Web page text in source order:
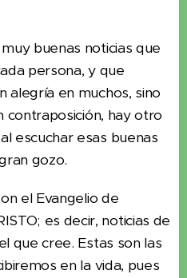
buenas noticias que
persona, y que
en muchos, sino
contraposición, hay otro
escuchar esas buenas
gozo.
el Evangelio de
es decir, noticias de
que cree. Estas son las
en la vida, pues